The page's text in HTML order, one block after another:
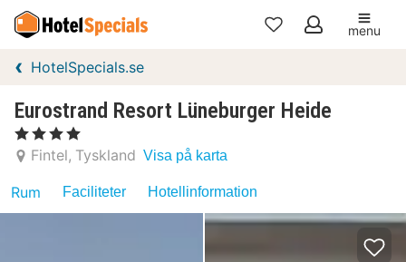
Mina
menu
HotelSpecials.se
Eurostrand Resort Lüneburger Heide
, 4 Stjärnor
Fintel Tyskland Visa på karta
Rum Faciliteter Hotellinformation